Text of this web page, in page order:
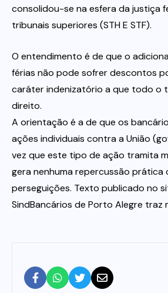
consolidou-se na esfera da justiça
tribunais superiores (STH E STF).
O entendimento é de que o
férias não pode sofrer descontos
caráter indenizatório a que todo o
direito.
A orientação é a de que os
ações individuais contra a União
vez que este tipo de ação tramita
gera nenhuma repercussão prática
perseguições. Texto publicado no
SindBancários de Porto Alegre traz